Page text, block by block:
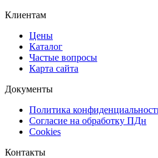
Клиентам
Цены
Каталог
Частые вопросы
Карта сайта
Документы
Политика
Согласие на обработку ПДн
Cookies
Контакты